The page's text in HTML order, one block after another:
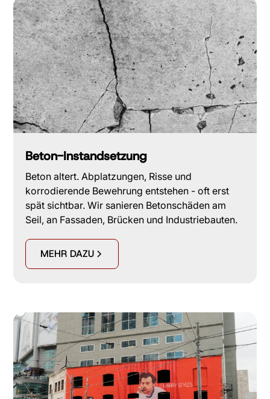
Beton-Instandsetzung
Beton altert. Abplatzungen, Risse und
korrodierende Bewehrung entstehen - oft erst
spät sichtbar. Wir sanieren Betonschäden am
Seil, an Fassaden, Brücken und Industriebauten.
MEHR DAZU